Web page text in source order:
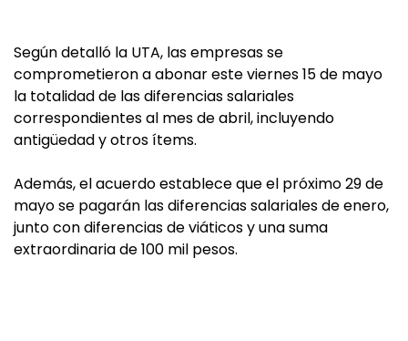
Según detalló la UTA, las empresas se
comprometieron a abonar este viernes 15 de mayo
la totalidad de las diferencias salariales
correspondientes al mes de abril, incluyendo
antigüedad y otros ítems.
Además, el acuerdo establece que el próximo 29 de
mayo se pagarán las diferencias salariales de enero,
junto con diferencias de viáticos y una suma
extraordinaria de 100 mil pesos.